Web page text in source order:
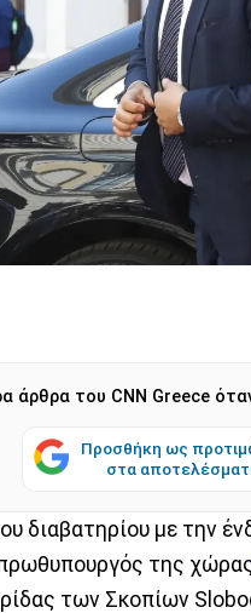
άρθρα του CNN Greece
Προσθήκη ως
στα
διαβατηρίου με την
της
των Σκοπίων